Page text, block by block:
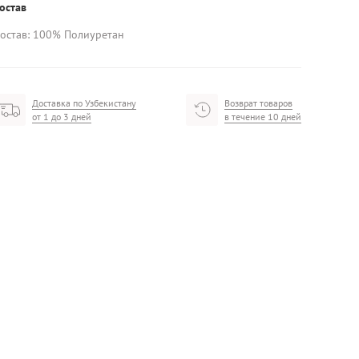
100% Полиуретан
Доставка по Узбекистану
от 1 до 3 дней
Возврат товаров
в течение 10 дней